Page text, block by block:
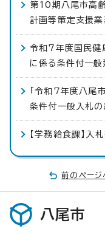
第10期八尾市高
計画等策定支援
令和7年度国民健
に係る条件付一
「令和7年度八尾
条件付一般入札の
【学務給食課】入
前のページ
八尾市